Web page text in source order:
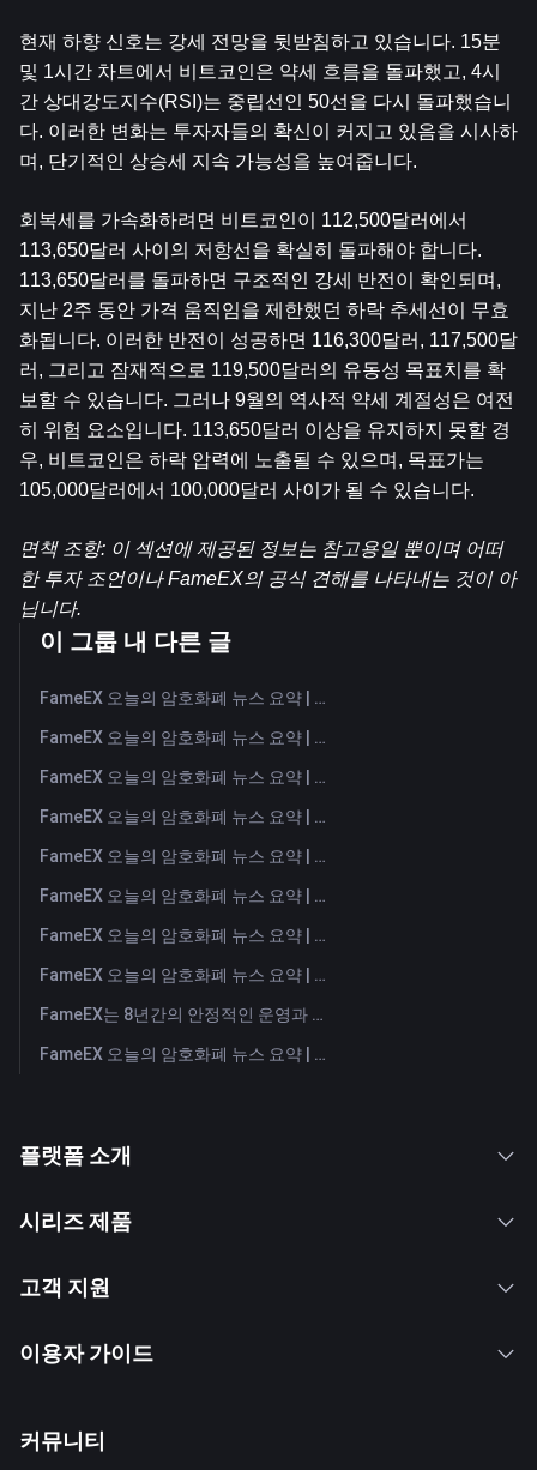
현재 하향 신호는 강세 전망을 뒷받침하고 있습니다. 15분
및 1시간 차트에서 비트코인은 약세 흐름을 돌파했고, 4시
간 상대강도지수(RSI)는 중립선인 50선을 다시 돌파했습니
다. 이러한 변화는 투자자들의 확신이 커지고 있음을 시사하
며, 단기적인 상승세 지속 가능성을 높여줍니다.
회복세를 가속화하려면 비트코인이 112,500달러에서
113,650달러 사이의 저항선을 확실히 돌파해야 합니다.
113,650달러를 돌파하면 구조적인 강세 반전이 확인되며,
지난 2주 동안 가격 움직임을 제한했던 하락 추세선이 무효
화됩니다. 이러한 반전이 성공하면 116,300달러, 117,500달
러, 그리고 잠재적으로 119,500달러의 유동성 목표치를 확
보할 수 있습니다. 그러나 9월의 역사적 약세 계절성은 여전
히 ​​위험 요소입니다. 113,650달러 이상을 유지하지 못할 경
우, 비트코인은 하락 압력에 노출될 수 있으며, 목표가는
105,000달러에서 100,000달러 사이가 될 수 있습니다.
면책 조항: 이 섹션에 제공된 정보는 참고용일 뿐이며 어떠
한 투자 조언이나 FameEX의 공식 견해를 나타내는 것이 아
닙니다.
이 그룹 내 다른 글
FameEX 오늘의 암호화폐 뉴스 요약 | 2026년 8월 7일
FameEX 오늘의 암호화폐 뉴스 요약 | 2026년 8월 6일
FameEX 오늘의 암호화폐 뉴스 요약 | 2026년 8월 5일
FameEX 오늘의 암호화폐 뉴스 요약 | 2026년 8월 4일
FameEX 오늘의 암호화폐 뉴스 요약 | 2026년 8월 3일
FameEX 오늘의 암호화폐 뉴스 요약 | 2026년 7월 31일
FameEX 오늘의 암호화폐 뉴스 요약 | 2026년 7월 30일
FameEX 오늘의 암호화폐 뉴스 요약 | 2026년 7월 29일
FameEX는 8년간의 안정적인 운영과 글로벌 성장을 통해 사용자 신뢰를 더욱 강화했습니다
FameEX 오늘의 암호화폐 뉴스 요약 | 2026년 7월 28일
플랫폼 소개
시리즈 제품
고객 지원
이용자 가이드
커뮤니티